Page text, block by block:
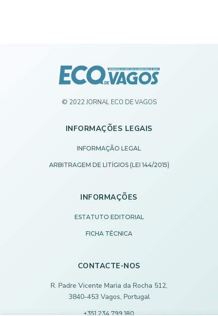
© 2022 JORNAL ECO DE VAGOS
INFORMAÇÕES LEGAIS
INFORMAÇÃO LEGAL
ARBITRAGEM DE LITÍGIOS (LEI 144/2015)
INFORMAÇÕES
ESTATUTO EDITORIAL
FICHA TÉCNICA
CONTACTE-NOS
R. Padre Vicente Maria da Rocha 512,
3840-453 Vagos, Portugal
+351 234 799 180